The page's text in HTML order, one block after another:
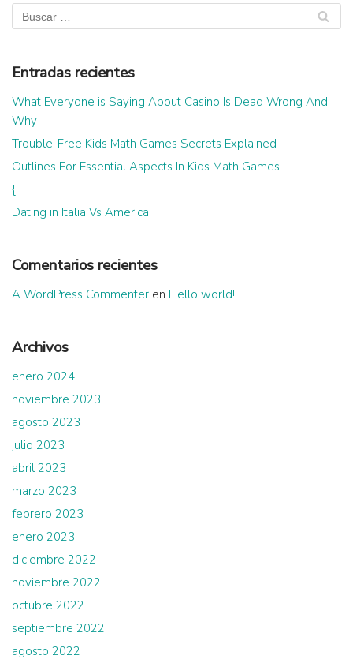
Entradas recientes
What Everyone is Saying About Casino Is Dead Wrong And
Why
Trouble-Free Kids Math Games Secrets Explained
Outlines For Essential Aspects In Kids Math Games
{
Dating in Italia Vs America
Comentarios recientes
A WordPress Commenter en Hello world!
Archivos
enero 2024
noviembre 2023
agosto 2023
julio 2023
abril 2023
marzo 2023
febrero 2023
enero 2023
diciembre 2022
noviembre 2022
octubre 2022
septiembre 2022
agosto 2022